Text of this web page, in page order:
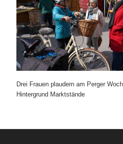
Drei Frauen plaudern am Perger
Hintergrund Marktstände